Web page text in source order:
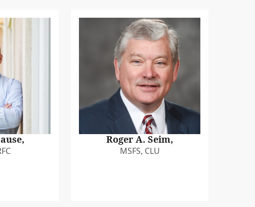
Roger A. Seim,
MSFS, CLU